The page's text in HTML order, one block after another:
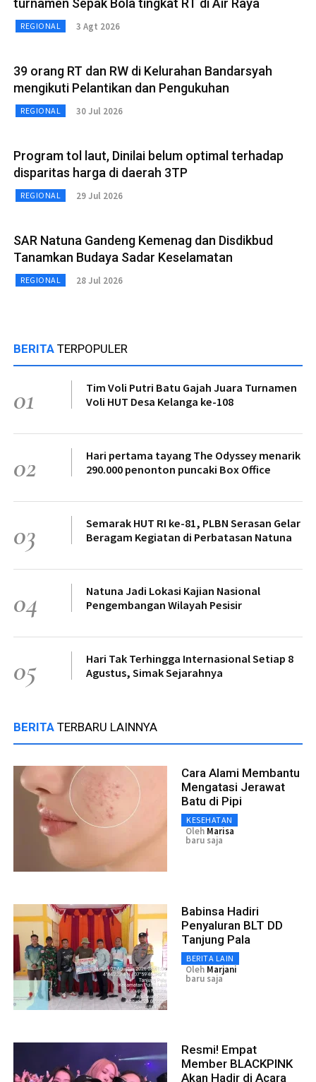
turnamen Sepak Bola tingkat RT di Air Raya
REGIONAL 3 Agt 2026
39 orang RT dan RW di Kelurahan Bandarsyah
mengikuti Pelantikan dan Pengukuhan
REGIONAL 30 Jul 2026
Program tol laut, Dinilai belum optimal terhadap
disparitas harga di daerah 3TP
REGIONAL 29 Jul 2026
SAR Natuna Gandeng Kemenag dan Disdikbud
Tanamkan Budaya Sadar Keselamatan
REGIONAL 28 Jul 2026
BERITA TERPOPULER
01
Tim Voli Putri Batu Gajah Juara Turnamen
Voli HUT Desa Kelanga ke-108
02
Hari pertama tayang The Odyssey menarik
290.000 penonton puncaki Box Office
03
Semarak HUT RI ke-81, PLBN Serasan Gelar
Beragam Kegiatan di Perbatasan Natuna
04
Natuna Jadi Lokasi Kajian Nasional
Pengembangan Wilayah Pesisir
05
Hari Tak Terhingga Internasional Setiap 8
Agustus, Simak Sejarahnya
BERITA TERBARU LAINNYA
Cara Alami Membantu
Mengatasi Jerawat
Batu di Pipi
KESEHATAN
Oleh Marisa
baru saja
Babinsa Hadiri
Penyaluran BLT DD
Tanjung Pala
BERITA LAIN
Oleh Marjani
baru saja
Resmi! Empat
Member BLACKPINK
Akan Hadir di Acara